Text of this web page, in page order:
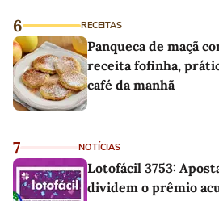
6 RECEITAS
Panqueca de maçã
receita fofinha,
café da manhã
7 NOTÍCIAS
Lotofácil 3753:
dividem o prêmio